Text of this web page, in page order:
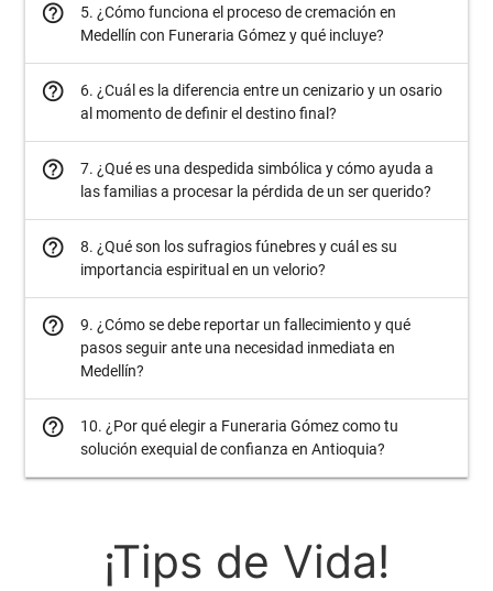
help_outline
5. ¿Cómo funciona el proceso de cremación en
Medellín con Funeraria Gómez y qué incluye?
help_outline
6. ¿Cuál es la diferencia entre un cenizario y un osario
al momento de definir el destino final?
help_outline
7. ¿Qué es una despedida simbólica y cómo ayuda a
las familias a procesar la pérdida de un ser querido?
help_outline
8. ¿Qué son los sufragios fúnebres y cuál es su
importancia espiritual en un velorio?
help_outline
9. ¿Cómo se debe reportar un fallecimiento y qué
pasos seguir ante una necesidad inmediata en
Medellín?
help_outline
10. ¿Por qué elegir a Funeraria Gómez como tu
solución exequial de confianza en Antioquia?
¡Tips de Vida!